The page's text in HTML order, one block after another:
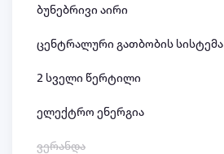
ბუნებრივი აირი
ცენტრალური გათბობის სისტემა
2 სველი წერტილი
ელექტრო ენერგია
ვერანდა